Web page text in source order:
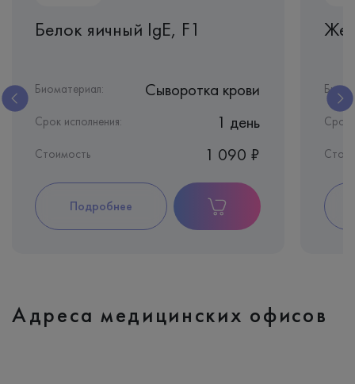
Белок яичный IgE, F1
Биоматериал: Сыворотка крови
Срок исполнения: 1 день
Стоимость 1 090 ₽
Подробнее
Срок
Адреса медицинских офисов